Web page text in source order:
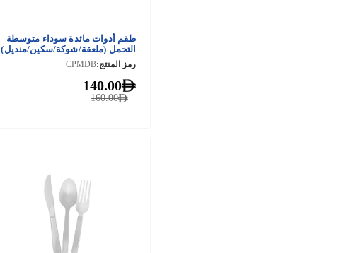
طقم أدوات مائدة سوداء متوسطة
التحمل (ملعقة/شوكة/سكين/منديل)
رمز المنتج:CPMDB
160.00
140.00